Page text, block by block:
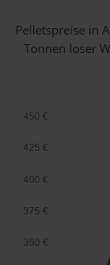
Pelletspreise in
Tonnen loser
350 €
375 €
400 €
425 €
450 €